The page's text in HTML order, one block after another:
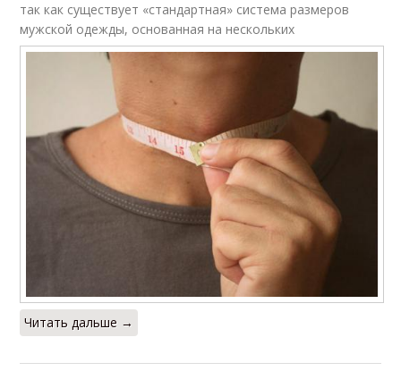
так как существует «стандартная» система размеров
мужской одежды, основанная на нескольких
Читать дальше →